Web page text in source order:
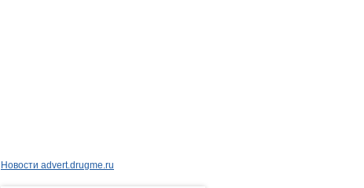
Новости advert.drugme.ru